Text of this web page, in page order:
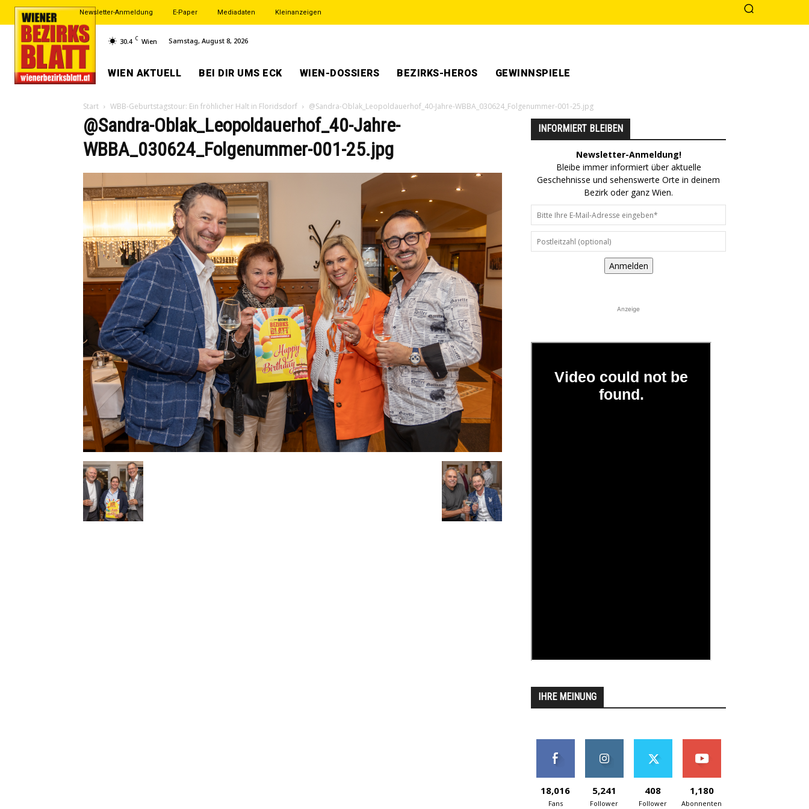
Newsletter-Anmeldung E-Paper Mediadaten Kleinanzeigen
30.4 C Wien Samstag, August 8, 2026
WIEN AKTUELL BEI DIR UMS ECK WIEN-DOSSIERS BEZIRKS-HEROS GEWINNSPIELE
Start WBB-Geburtstagstour: Ein fröhlicher Halt in Floridsdorf @Sandra-Oblak_Leopoldauerhof_40-Jahre-WBBA_030624_Folgenummer-001-25.jpg
@Sandra-Oblak_Leopoldauerhof_40-Jahre-
WBBA_030624_Folgenummer-001-25.jpg
INFORMIERT BLEIBEN
Newsletter-Anmeldung!
Bleibe immer informiert über aktuelle
Geschehnisse und sehenswerte Orte in deinem
Bezirk oder ganz Wien.
Anmelden
Anzeige
IHRE MEINUNG
18,016
Fans
5,241
Follower
408
Follower
1,180
Abonnenten